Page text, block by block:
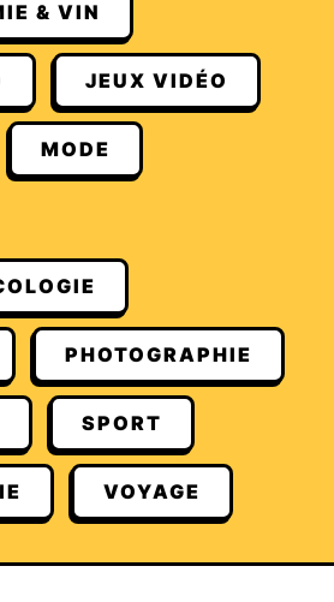
& VIN
JEUX VIDÉO
MODE
PHOTOGRAPHIE
SPORT
VOYAGE